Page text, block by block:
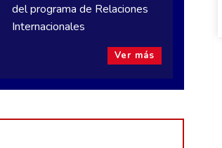
del programa de Relaciones
Internacionales
Ver más